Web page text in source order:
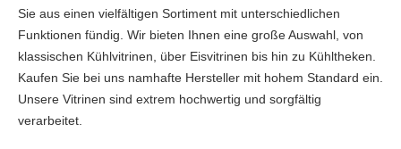
Sie aus einen vielfältigen Sortiment mit unterschiedlichen
Funktionen fündig. Wir bieten Ihnen eine große Auswahl, von
klassischen Kühlvitrinen, über Eisvitrinen bis hin zu Kühltheken.
Kaufen Sie bei uns namhafte Hersteller mit hohem Standard ein.
Unsere Vitrinen sind extrem hochwertig und sorgfältig
verarbeitet.